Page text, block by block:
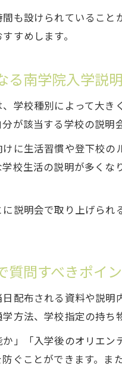
保護
不安
も設けられているこ
すめします。
る南学院入学説
学校種別によって大
が該当する学校の説明
に生活習慣や登下校
校生活の説明が多く
説明会で取り上げら
質問すべきポイ
配布される資料や説
方法、学校指定の持ち
」「入学後のオリエ
ぐことができます。